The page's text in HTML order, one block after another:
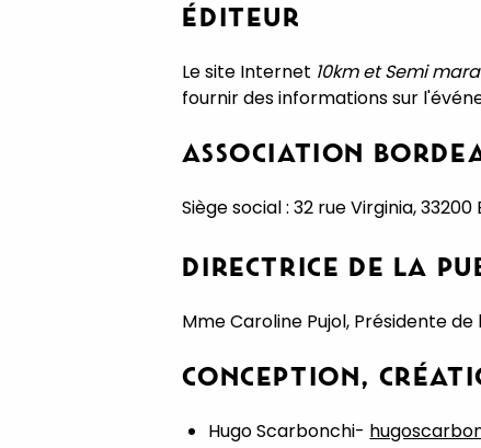
ÉDITEUR
Le site Internet 10km etSemi
fournir des informations sur
ASSOCIATION
Siège social : 32 rue Virginia, 33200
DIRECTRICE DE LA
Mme Caroline Pujol, Présidente
CONCEPTION,
Hugo Scarbonchi-